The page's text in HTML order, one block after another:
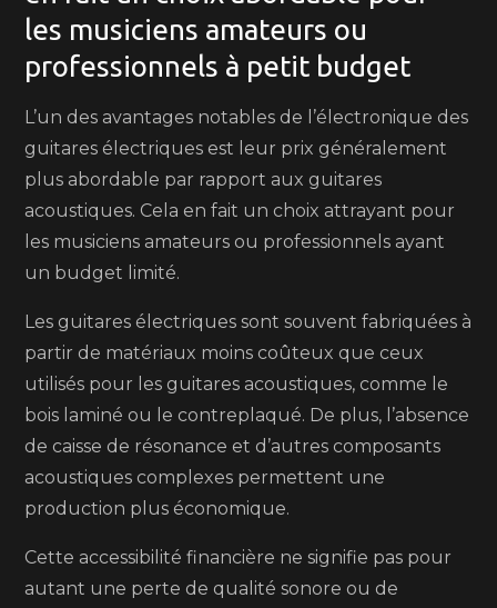
les musiciens amateurs ou
professionnels à petit budget
L’un des avantages notables de l’électronique des
guitares électriques est leur prix généralement
plus abordable par rapport aux guitares
acoustiques. Cela en fait un choix attrayant pour
les musiciens amateurs ou professionnels ayant
un budget limité.
Les guitares électriques sont souvent fabriquées à
partir de matériaux moins coûteux que ceux
utilisés pour les guitares acoustiques, comme le
bois laminé ou le contreplaqué. De plus, l’absence
de caisse de résonance et d’autres composants
acoustiques complexes permettent une
production plus économique.
Cette accessibilité financière ne signifie pas pour
autant une perte de qualité sonore ou de